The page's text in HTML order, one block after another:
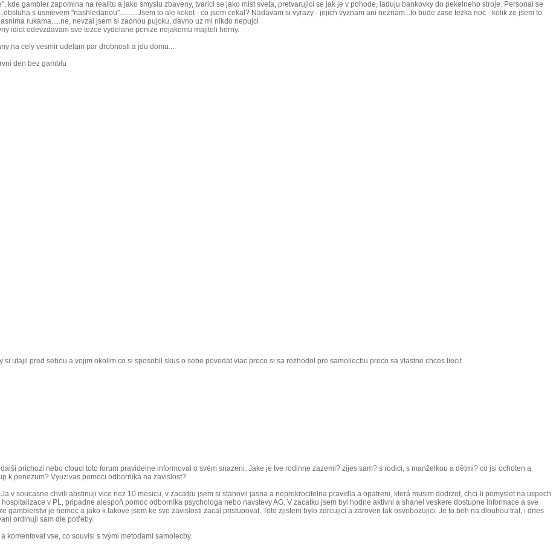
kde gambler zapomina na realitu a jako smyslu zbaveny, tvarici se jako mist sveta, pretvarujici se jak je v pohode, laduju bankovky do pekelneho stroje. Personal se
s usmevem "nashledanou"..........Jsem to ale kokot - co jsem cekal? Nadavam si vyrazy - jejich vyznam ani neznam...to bude zase tezka noc - kolik ze jsem to
rukama.....ne, nevzal jsem si zadnou pujcku, davno uz mi nikdo nepujci
idiot odevzdavam sve tezce vydelane penize nejakemu majiteli herny.
na cely vesmir udelam par drobnosti a jdu domu....
den bez gamblu
utajil pred sebou a vojim okolim co si sposobil skus o sebe povedat viac preco si sa rozhodol pre samoliecbu preco sa vlastne chces liecit
prichozi nebo ctouci toto forum pravidelne informoval o svém snazeni. Jake je tve rodinne zazemi? zijes sam? s rodici, s manželkou a dětmi? co jsi ochoten a
k penezum? Vyuzivas pomoci odborníka na zavislost?
v soucasne chvili abstinuji vice nez 10 mesicu, v zacatku jsem si stanovil jasna a neprekrocitelna pravidla a opatreni, která musim dodrzet, chci-li pomyslet na uspech
v PL, pripadne alespoň pomoc odborníka psychologa nebo navstevy AG. V zacatku jsem byl hodne aktivni a shanel veskere dostupne informace a sve
je nemoc a jako k takove jsem ke sve zavislosti zacal pristupovat. Toto zjisteni bylo zdrcujici a zaroven tak osvobozujici. Je to beh na dlouhou trat, i dnes
ordinuji sam dle potřeby.
komentovat vse, co souvisi s tvými metodami samolecby.